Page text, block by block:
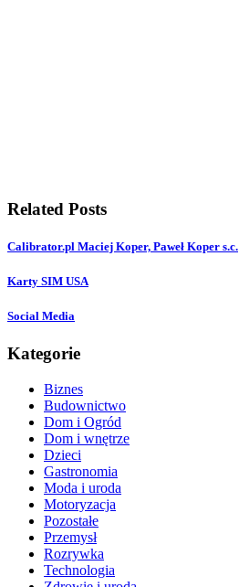
Related Posts
Calibrator.pl Maciej Koper, Paweł Koper s.c.
Karty SIM USA
Social Media
Kategorie
Biznes
Budownictwo
Dom i Ogród
Dom i wnętrze
Dzieci
Gastronomia
Moda i uroda
Motoryzacja
Pozostałe
Przemysł
Rozrywka
Technologia